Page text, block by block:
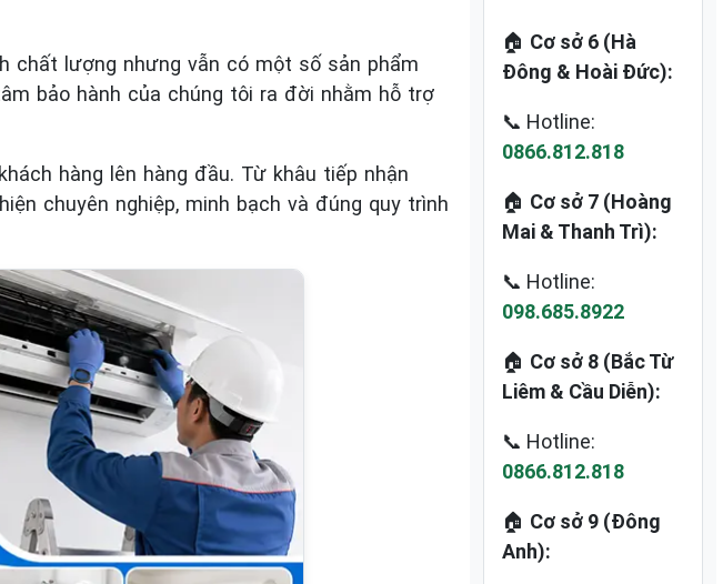
chất lượng nhưng vẫn có một số sản phẩm
bảo hành của chúng tôi ra đời nhằm hỗ trợ
hàng lên hàng đầu. Từ khâu tiếp nhận
chuyên nghiệp, minh bạch và đúng quy trình
🏠 Cơ sở 6 (Hà
Đông & Hoài Đức):
📞 Hotline:
0866.812.818
🏠 Cơ sở 7 (Hoàng
Mai & Thanh Trì):
📞 Hotline:
098.685.8922
🏠 Cơ sở 8 (Bắc Từ
Liêm & Cầu Diễn):
📞 Hotline:
0866.812.818
🏠 Cơ sở 9 (Đông
Anh):